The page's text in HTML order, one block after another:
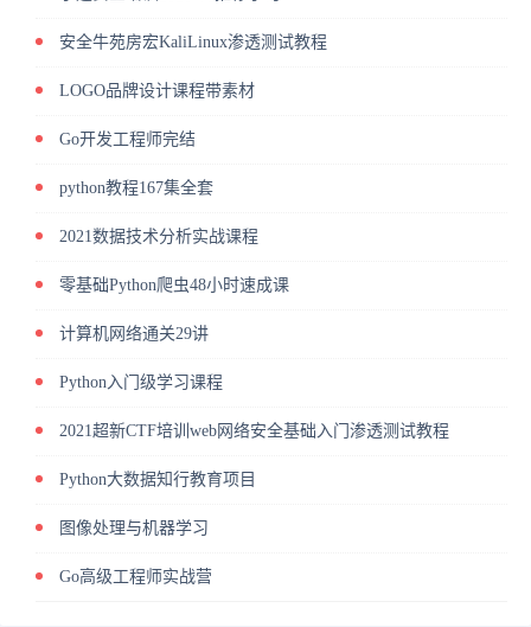
安全牛苑房宏KaliLinux渗透测试教程
LOGO品牌设计课程带素材
Go开发工程师完结
python教程167集全套
2021数据技术分析实战课程
零基础Python爬虫48小时速成课
计算机网络通关29讲
Python入门级学习课程
2021超新CTF培训web网络安全基础入门渗透测试教程
Python大数据知行教育项目
图像处理与机器学习
Go高级工程师实战营